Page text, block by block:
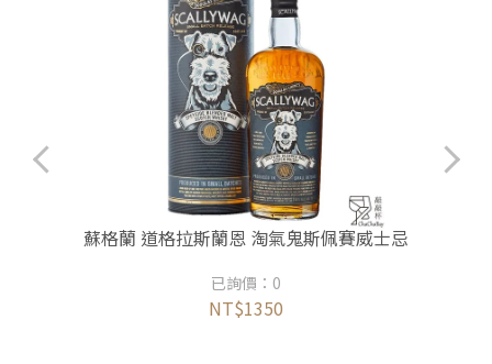
蘇格蘭 道格拉斯蘭恩 淘氣鬼斯佩賽威士忌
已詢價：0
NT$1350